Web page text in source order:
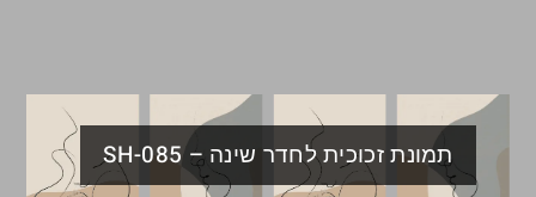
תמונת זכוכית לחדר שינה – SH-085